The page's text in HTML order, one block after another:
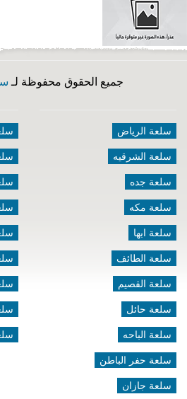
جميع الحقوق محفوظة لـ
سلعة الرياض
سلعة الشرقيه
سلعة جده
سلعة مكه
سلعة ابها
سلعة الطائف
سلعة القصيم
سلعة حائل
سلعة الباحه
سلعة حفر الباطن
سلعة جازان